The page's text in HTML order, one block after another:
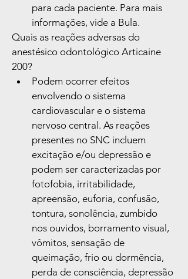
para cada paciente. Para mais
informações, vide a Bula.
Quais as reações adversas do
anestésico odontológico Articaine
200?
Podem ocorrer efeitos
envolvendo o sistema
cardiovascular e o sistema
nervoso central. As reações
presentes no SNC incluem
excitação e/ou depressão e
podem ser caracterizadas por
fotofobia, irritabilidade,
apreensão, euforia, confusão,
tontura, sonolência, zumbido
nos ouvidos, borramento visual,
vômitos, sensação de
queimação, frio ou dormência,
perda de consciência, depressão